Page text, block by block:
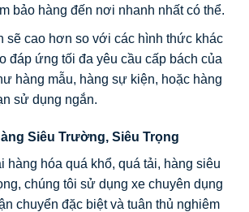
bảo hàng đến nơi nhanh nhất có thể.
sẽ cao hơn so với các hình thức khác
đáp ứng tối đa yêu cầu cấp bách của
hàng mẫu, hàng sự kiện, hoặc hàng
sử dụng ngắn.
Siêu Trường, Siêu Trọng
hàng hóa quá khổ, quá tải, hàng siêu
chúng tôi sử dụng xe chuyên dụng
chuyển đặc biệt và tuân thủ nghiêm